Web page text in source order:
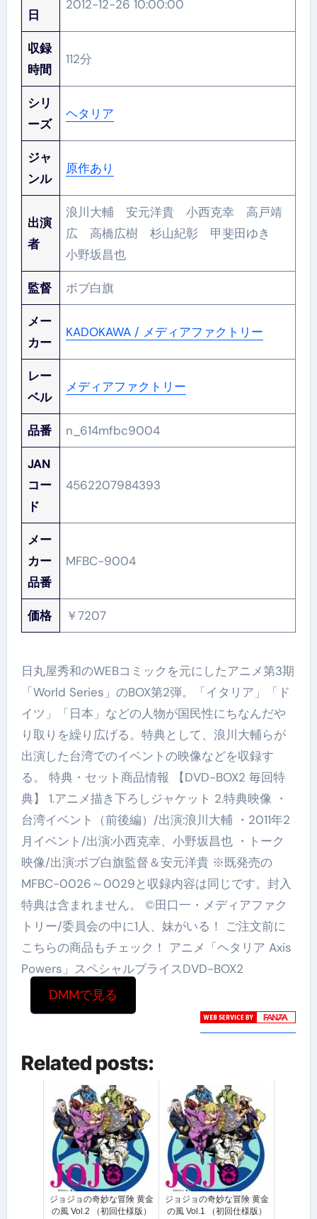
日
2012-12-26 10:00:00
収録
時間
112分
シリ
ーズ
ヘタリア
ジャ
ンル
原作あり
出演
者
浪川大輔 安元洋貴 小西克幸 高戸靖
広 高橋広樹 杉山紀彰 甲斐田ゆき
小野坂昌也
監督 ボブ白旗
メー
カー
KADOKAWA / メディアファクトリー
レー
ベル
メディアファクトリー
品番 n_614mfbc9004
JAN
コー
ド
4562207984393
メー
カー
品番
MFBC-9004
価格 ￥7207
日丸屋秀和のWEBコミックを元にしたアニメ第3期
「World Series」のBOX第2弾。「イタリア」「ド
イツ」「日本」などの人物が国民性にちなんだや
り取りを繰り広げる。特典として、浪川大輔らが
出演した台湾でのイベントの映像などを収録す
る。 特典・セット商品情報 【DVD-BOX2 毎回特
典】 1.アニメ描き下ろしジャケット 2.特典映像 ・
台湾イベント（前後編）/出演:浪川大輔 ・2011年2
月イベント/出演:小西克幸、小野坂昌也 ・トーク
映像/出演:ボブ白旗監督＆安元洋貴 ※既発売の
MFBC-0026～0029と収録内容は同じです。封入
特典は含まれません。 ©田口一・メディアファク
トリー/委員会の中に1人、妹がいる！ ご注文前に
こちらの商品もチェック！ アニメ「ヘタリア Axis
Powers」スペシャルプライスDVD-BOX2
DMMで見る
Related posts:
ジョジョの奇妙な冒険 黄金
の風 Vol.2 （初回仕様版）
ジョジョの奇妙な冒険 黄金
の風 Vol.1 （初回仕様版）